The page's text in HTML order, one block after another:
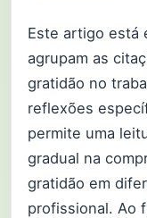
Este artigo está
agrupam as
gratidão no
reflexões
permite uma
gradual na
gratidão em
profissional. Ao